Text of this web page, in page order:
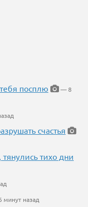
посплю
— 8
счастья
тихо дни
минут назад